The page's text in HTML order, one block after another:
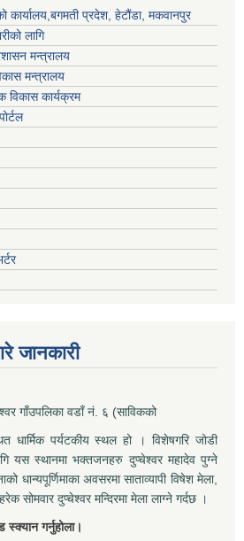
कार्यालय,बगमती प्रदेश, हेटौंडा, मकवानपुर
लागि
मन्त्रालय
मन्त्रालय
विकास कार्यक्रम
जानकारी
गाँउपलिका वडाँ नं. ६ (साविकको
धार्मिक पर्यटकीय स्थल हो । विशेषगरि जोडी
यस स्थानमा भक्तजनहरु दुप्चेश्वर महादेव पुग्ने
धान्यपूर्णिमाका अवसरमा साताव्यापी विषेश मेला,
सोमवार दुप्चेश्वर मन्दिरमा मेला लाग्ने गर्दछ ।
गर्नुहोला।